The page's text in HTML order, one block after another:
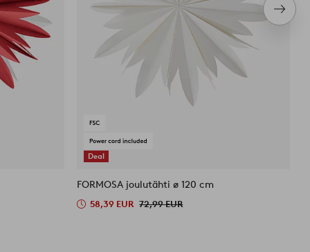
Deal
FORMOSA joulutähti ø 120 cm
58,39 EUR 72,99 EUR
tuote